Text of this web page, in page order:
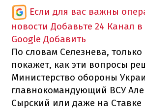
Если для вас важны
новости Добавьте 24 Канал
Google Добавить
По словам Селезнева, только
покажет, как эти вопросы
Министерство обороны
главнокомандующий ВСУ
Сырский или даже на Ставке